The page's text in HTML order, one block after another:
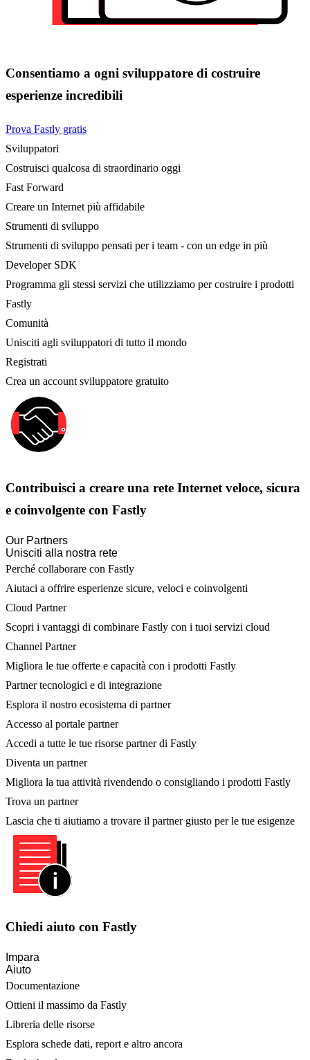
Consentiamo a ogni sviluppatore di costruire
esperienze incredibili
Prova Fastly gratis
Sviluppatori
Costruisci qualcosa di straordinario oggi
Fast Forward
Creare un Internet più affidabile
Strumenti di sviluppo
Strumenti di sviluppo pensati per i team - con un edge in più
Developer SDK
Programma gli stessi servizi che utilizziamo per costruire i prodotti
Fastly
Comunità
Unisciti agli sviluppatori di tutto il mondo
Registrati
Crea un account sviluppatore gratuito
Contribuisci a creare una rete Internet veloce, sicura
e coinvolgente con Fastly
Our Partners
Unisciti alla nostra rete
Perché collaborare con Fastly
Aiutaci a offrire esperienze sicure, veloci e coinvolgenti
Cloud Partner
Scopri i vantaggi di combinare Fastly con i tuoi servizi cloud
Channel Partner
Migliora le tue offerte e capacità con i prodotti Fastly
Partner tecnologici e di integrazione
Esplora il nostro ecosistema di partner
Accesso al portale partner
Accedi a tutte le tue risorse partner di Fastly
Diventa un partner
Migliora la tua attività rivendendo o consigliando i prodotti Fastly
Trova un partner
Lascia che ti aiutiamo a trovare il partner giusto per le tue esigenze
Chiedi aiuto con Fastly
Impara
Aiuto
Documentazione
Ottieni il massimo da Fastly
Libreria delle risorse
Esplora schede dati, report e altro ancora